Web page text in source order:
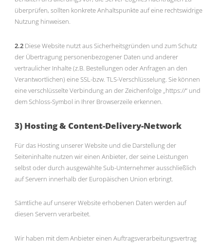
überprüfen, sollten konkrete Anhaltspunkte auf eine rechtswidrige
Nutzung hinweisen.
2.2 Diese Website nutzt aus Sicherheitsgründen und zum Schutz
der Übertragung personenbezogener Daten und anderer
vertraulicher Inhalte (z.B. Bestellungen oder Anfragen an den
Verantwortlichen) eine SSL-bzw. TLS-Verschlüsselung. Sie können
eine verschlüsselte Verbindung an der Zeichenfolge „https://“ und
dem Schloss-Symbol in Ihrer Browserzeile erkennen.
3) Hosting & Content-Delivery-Network
Für das Hosting unserer Website und die Darstellung der
Seiteninhalte nutzen wir einen Anbieter, der seine Leistungen
selbst oder durch ausgewählte Sub-Unternehmer ausschließlich
auf Servern innerhalb der Europäischen Union erbringt.
Sämtliche auf unserer Website erhobenen Daten werden auf
diesen Servern verarbeitet.
Wir haben mit dem Anbieter einen Auftragsverarbeitungsvertrag